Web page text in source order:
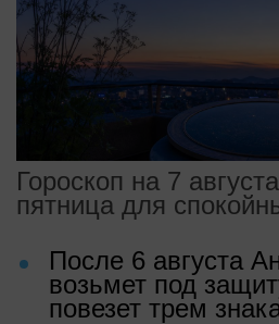
Гороскоп на 7
пятница для
После 6 августа
возьмет под
повезет трем